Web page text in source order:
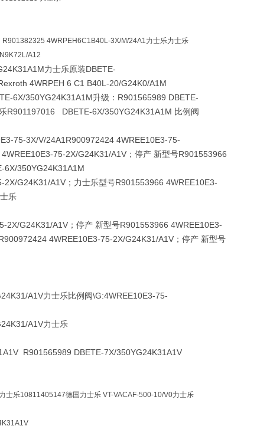
4WRPEH6C1B40L-3X/M/24A1力士乐力士乐
A12
力士乐原装DBETE-
4WRPEH 6 C1 B40L-20/G24K0/A1M
6X/350YG24K31A1M升级：R901565989 DBETE-
R901197016 DBETE-6X/350YG24K31A1M 比例阀
75-3X/V/24A1R900972424 4WREE10E3-75-
75-2X/G24K31/A1V；停产 新型号R901553966
6X/350YG24K31A1M
2X/G24K31/A1V；力士乐型号R901553966 4WREE10E3-
乐
2X/G24K31/A1V；停产 新型号R901553966 4WREE10E3-
4WREE10E3-75-2X/G24K31/A1V；停产 新型号
A1V力士乐比例阀\G:4WREE10E3-75-
A1V力士乐
R901565989 DBETE-7X/350YG24K31A1V
士乐10811405147德国力士乐 VT-VACAF-500-10/V0力士乐